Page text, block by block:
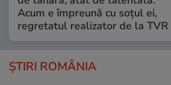
Acum e împreună cu soțul ei,
regretatul realizator de la TVR
ȘTIRI ROMÂNIA